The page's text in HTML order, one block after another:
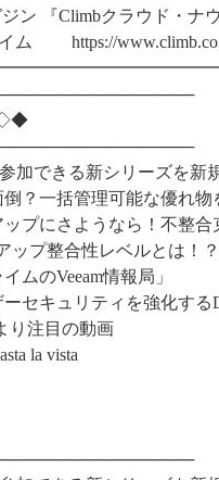
ン 『Climbクラウド・ナ
https://
加できる新シリーズを新
？一括管理可能な優れ
プにさようなら！不整合
ップ整合性レベルとは！？
ムのVeeam情報局」
セキュリティを強化する
り注目の動画
la vista